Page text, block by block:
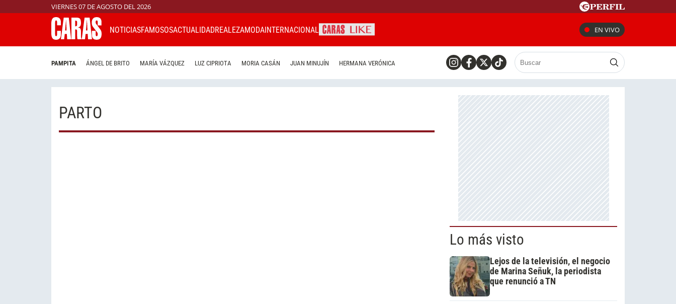
VIERNES 07 DE AGOSTO DEL 2026
NOTICIASFAMOSOSACTUALIDADREALEZAMODAINTERNACIONAL EN VIVO
PAMPITA ÁNGEL DE BRITO MARÍA VÁZQUEZ LUZ CIPRIOTA MORIA CASÁN JUAN MINUJÍN HERMANA VERÓNICA
PARTO
Lo más visto
Lejos de la televisión, el negocio
de Marina Señuk, la periodista
que renunció a TN